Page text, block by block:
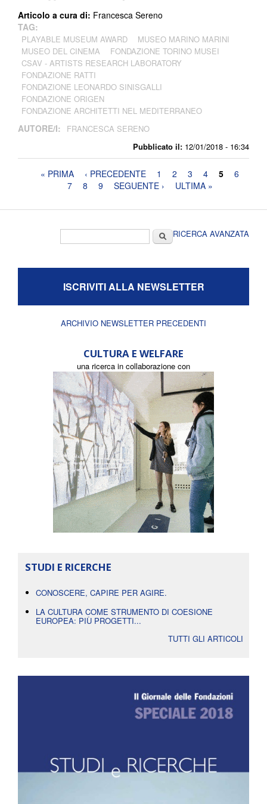
Pubblicato il: 12/01/2018 - 16:34
Articolo a cura di: Francesca Sereno
TAG:
PLAYABLE MUSEUM AWARD
MUSEO MARINO MARINI
MUSEO DEL CINEMA
FONDAZIONE TORINO MUSEI
CSAV - ARTISTS RESEARCH LABORATORY
FONDAZIONE RATTI
FONDAZIONE LEONARDO SINISGALLI
FONDAZIONE ORIGEN
FONDAZIONE ARCHITETTI NEL MEDITERRANEO
AUTORE/I: FRANCESCA SERENO
Pagine« PRIMA ‹ PRECEDENTE 1 2 3 4 5
6
7
8 9 SEGUENTE › ULTIMA »
CercaRICERCA AVANZATA
ISCRIVITI ALLA NEWSLETTER
ARCHIVIO NEWSLETTER PRECEDENTI
CULTURA E WELFARE
una ricerca in collaborazione con
STUDI E RICERCHE
CONOSCERE, CAPIRE PER AGIRE.
LA CULTURA COME STRUMENTO DI COESIONE
EUROPEA: PIÙ PROGETTI...
TUTTI GLI ARTICOLI